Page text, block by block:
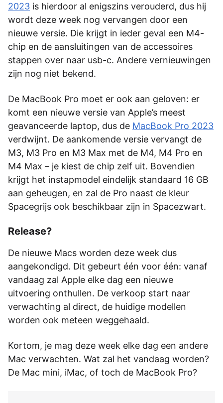
2023 is hierdoor al enigszins verouderd, dus hij
wordt deze week nog vervangen door een
nieuwe versie. Die krijgt in ieder geval een M4-
chip en de aansluitingen van de accessoires
stappen over naar usb-c. Andere vernieuwingen
zijn nog niet bekend.
De MacBook Pro moet er ook aan geloven: er
komt een nieuwe versie van Apple’s meest
geavanceerde laptop, dus de MacBook Pro 2023
verdwijnt. De aankomende versie vervangt de
M3, M3 Pro en M3 Max met de M4, M4 Pro en
M4 Max – je kiest de chip zelf uit. Bovendien
krijgt het instapmodel eindelijk standaard 16 GB
aan geheugen, en zal de Pro naast de kleur
Spacegrijs ook beschikbaar zijn in Spacezwart.
Release?
De nieuwe Macs worden deze week dus
aangekondigd. Dit gebeurt één voor één: vanaf
vandaag zal Apple elke dag een nieuwe
uitvoering onthullen. De verkoop start naar
verwachting al direct, de huidige modellen
worden ook meteen weggehaald.
Kortom, je mag deze week elke dag een andere
Mac verwachten. Wat zal het vandaag worden?
De Mac mini, iMac, of toch de MacBook Pro?